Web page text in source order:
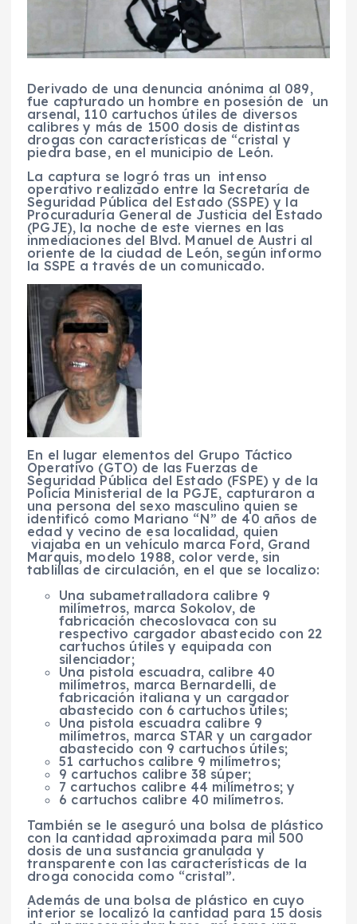
Derivado de una denuncia anónima al 089,
fue capturado un hombre en posesión de un
arsenal, 110 cartuchos útiles de diversos
calibres y más de 1500 dosis de distintas
drogas con características de “cristal y
piedra base, en el municipio de León.
La captura se logró tras un intenso
operativo realizado entre la Secretaría de
Seguridad Pública del Estado (SSPE) y la
Procuraduría General de Justicia del Estado
(PGJE), la noche de este viernes en las
inmediaciones del Blvd. Manuel de Austri al
oriente de la ciudad de León, según informo
la SSPE a través de un comunicado.
En el lugar elementos del Grupo Táctico
Operativo (GTO) de las Fuerzas de
Seguridad Pública del Estado (FSPE) y de la
Policía Ministerial de la PGJE, capturaron a
una persona del sexo masculino quien se
identificó como Mariano “N” de 40 años de
edad y vecino de esa localidad, quien
viajaba en un vehículo marca Ford, Grand
Marquis, modelo 1988, color verde, sin
tablillas de circulación, en el que se localizo:
Una subametralladora calibre 9
milímetros, marca Sokolov, de
fabricación checoslovaca con su
respectivo cargador abastecido con 22
cartuchos útiles y equipada con
silenciador;
Una pistola escuadra, calibre 40
milímetros, marca Bernardelli, de
fabricación italiana y un cargador
abastecido con 6 cartuchos útiles;
Una pistola escuadra calibre 9
milímetros, marca STAR y un cargador
abastecido con 9 cartuchos útiles;
51 cartuchos calibre 9 milímetros;
9 cartuchos calibre 38 súper;
7 cartuchos calibre 44 milímetros; y
6 cartuchos calibre 40 milímetros.
También se le aseguró una bolsa de plástico
con la cantidad aproximada para mil 500
dosis de una sustancia granulada y
transparente con las características de la
droga conocida como “cristal”.
Además de una bolsa de plástico en cuyo
interior se localizó la cantidad para 15 dosis